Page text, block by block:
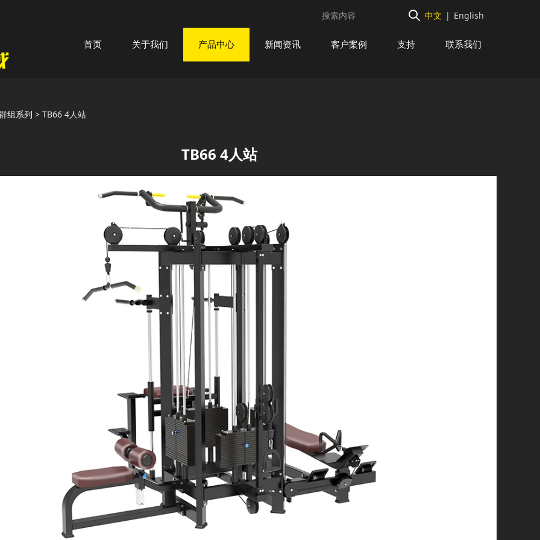
中文 | English
首页 关于我们 产品中心 新闻资讯 客户案例 支持 联系我们
4人站
组系列 > TB66 4人站
TB66 4人站